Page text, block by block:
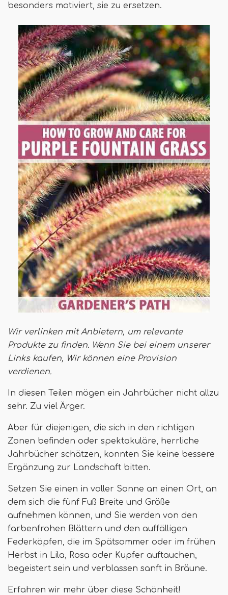
besonders motiviert, sie zu ersetzen.
Wir verlinken mit Anbietern, um relevante
Produkte zu finden. Wenn Sie bei einem unserer
Links kaufen, Wir können eine Provision
verdienen.
In diesen Teilen mögen ein Jahrbücher nicht allzu
sehr. Zu viel Ärger.
Aber für diejenigen, die sich in den richtigen
Zonen befinden oder spektakuläre, herrliche
Jahrbücher schätzen, konnten Sie keine bessere
Ergänzung zur Landschaft bitten.
Setzen Sie einen in voller Sonne an einen Ort, an
dem sich die fünf Fuß Breite und Größe
aufnehmen können, und Sie werden von den
farbenfrohen Blättern und den auffälligen
Federköpfen, die im Spätsommer oder im frühen
Herbst in Lila, Rosa oder Kupfer auftauchen,
begeistert sein und verblassen sanft in Bräune.
Erfahren wir mehr über diese Schönheit!